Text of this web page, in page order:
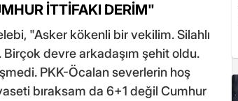
İTTİFAKI DERİM"
"Asker kökenli bir vekilim. Silahlı
devre arkadaşım şehit oldu.
PKK-Öcalan severlerin hoş
bıraksam da 6+1 değil Cumhur